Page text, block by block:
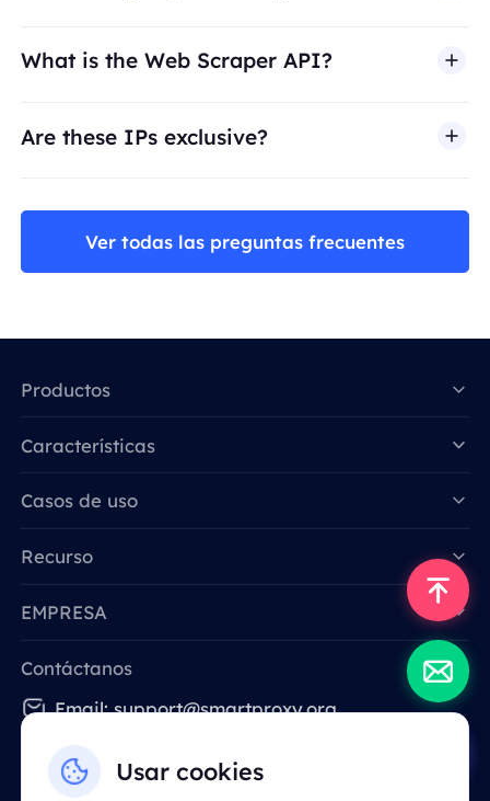
What is the Web Scraper API?
Are these IPs exclusive?
Ver todas las preguntas frecuentes
Usar cookies
Productos
Características
Casos de uso
Recurso
EMPRESA
Contáctanos
Email: support@smartproxy.org